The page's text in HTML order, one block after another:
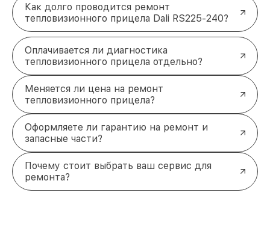
Как долго проводится ремонт
тепловизионного прицела Dali RS225-240?
Оплачивается ли диагностика
тепловизионного прицела отдельно?
Меняется ли цена на ремонт
тепловизионного прицела?
Оформляете ли гарантию на ремонт и
запасные части?
Почему стоит выбрать ваш сервис для
ремонта?